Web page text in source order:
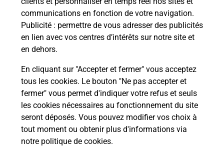
communications en fonction de votre navigation.
Publicité : permettre de vous adresser des publicités
en lien avec vos centres d’intérêts sur notre site et
en dehors.
En cliquant sur "Accepter et fermer" vous acceptez
tous les cookies. Le bouton "Ne pas accepter et
fermer" vous permet d'indiquer votre refus et seuls
les cookies nécessaires au fonctionnement du site
seront déposés. Vous pouvez modifier vos choix à
tout moment ou obtenir plus d'informations via
notre politique de cookies.
1 Rue De L If
29260 Kernilis
Localiser Liste Boîtes aux lettres Finistère Kernilis